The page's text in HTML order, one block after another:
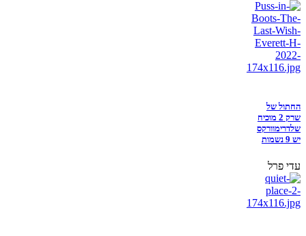
החתול של
שרק 2 מוכיח
שלדרימוורקס
יש 9 נשמות
עדי פרל